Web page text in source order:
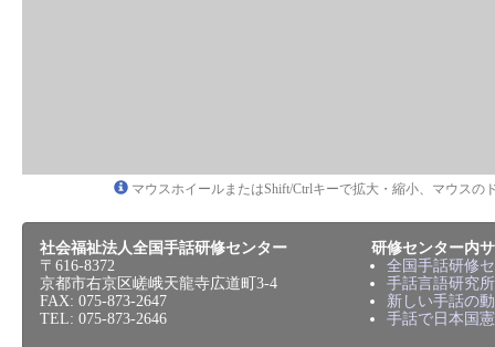
マウスホイールまたはShift/Ctrlキーで拡大・縮小、マウスの
社会福祉法人全国手話研修センター
〒616-8372
京都市右京区嵯峨天龍寺広道町3-4
FAX: 075-873-2647
TEL: 075-873-2646
研修センター内
全国手話研修
手話言語研究所
新しい手話の
手話で日本国